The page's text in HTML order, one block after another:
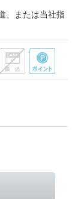
、または当社指